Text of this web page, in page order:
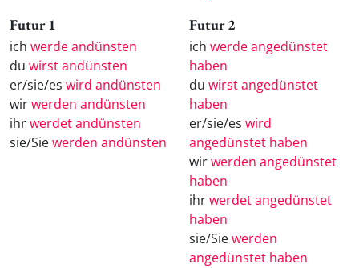
Futur 1
ich werde andünsten
du wirst andünsten
er/sie/es wird andünsten
wirwerden andünsten
ihrwerdet andünsten
sie/Siewerden andünsten
Futur 2
ich werde angedünstet
haben
du wirst angedünstet
haben
er/sie/es wird
angedünstet haben
wirwerden angedünstet
haben
ihrwerdet angedünstet
haben
sie/Siewerden
angedünstet haben